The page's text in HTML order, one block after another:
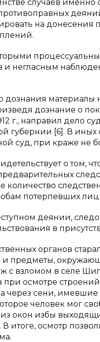
случаев
на
и негласным
дознания материалы
дознание о
г., направил дело
губернии [6]. В иных
суд, при краже не
о том,
количество
потерпевших
деянии,
в
органов
и предметы,
с взломом в селе
при осмотре
через сени,
человек мог
окон избы
итоге, осмотр